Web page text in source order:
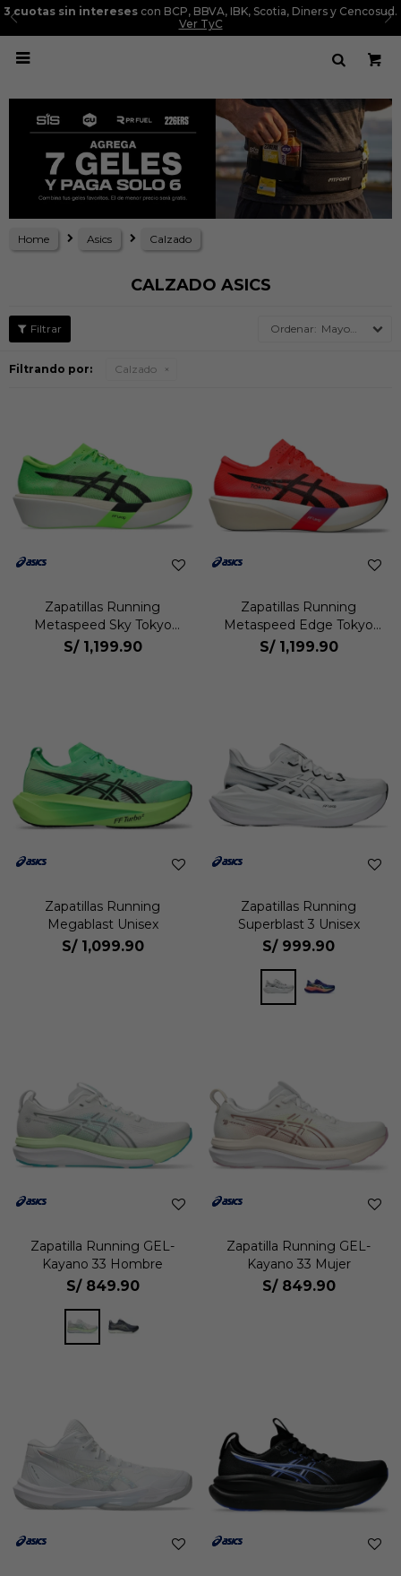
3 cuotas sin intereses con BCP, BBVA, IBK, Scotia, Diners y Cencosud.
Ver TyC

Home Asics Calzado
CALZADO ASICS
Mayor precio
Filtrando por: Calzado
Zapatillas Running
Metaspeed Sky Tokyo
Unisex
S/ 1,199.90
Zapatillas Running
Metaspeed Edge Tokyo
Unisex
S/ 1,199.90
Zapatillas Running
Megablast Unisex
S/ 1,099.90
Zapatillas Running
Superblast 3 Unisex
S/ 999.90
Zapatilla Running GEL-
Kayano 33 Hombre
S/ 849.90
Zapatilla Running GEL-
Kayano 33 Mujer
S/ 849.90